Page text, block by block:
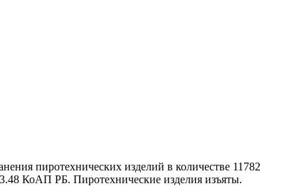
пиротехнических изделий в количестве 11782
КоАП РБ. Пиротехнические изделия изъяты.